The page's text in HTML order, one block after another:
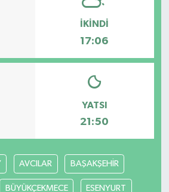
İKINDI
17:06
YATSI
21:50
AVCILAR BAŞAKŞEHİR
BÜYÜKÇEKMECE ESENYURT